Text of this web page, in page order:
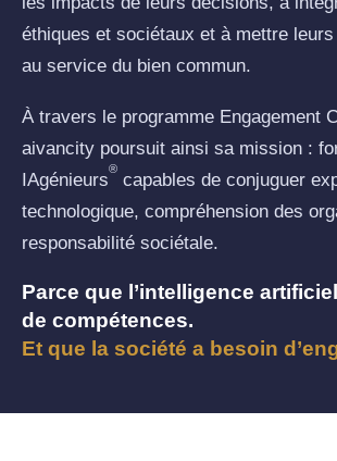
éthiques et sociétaux et à mettre
au service du bien commun.
À travers le programme Engagement
aivancity poursuit ainsi sa mission :
IAgénieurs
®
capables de conjuguer
technologique, compréhension des
responsabilité sociétale.
Parce que l’intelligence
de compétences.
Et que la société a besoin